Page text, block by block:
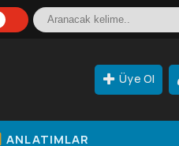
Üye Ol
ANLATIMLAR